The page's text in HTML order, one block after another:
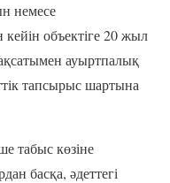
немесе
объектіге 20 жыл
ауыртпалық
тапсырыс шартына
табыс көзіне
басқа, әдеттегі